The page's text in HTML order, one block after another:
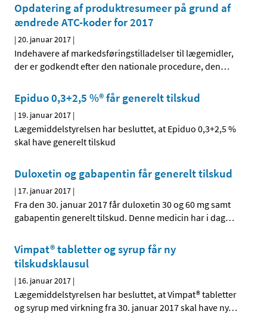
Opdatering af produktresumeer på grund af
ændrede ATC-koder for 2017
|20. januar 2017 |
Indehavere af markedsføringstilladelser til lægemidler,
der er godkendt efter den nationale procedure, den…
Epiduo 0,3+2,5 %® får generelt tilskud
| 19. januar 2017 |
Lægemiddelstyrelsen har besluttet, at Epiduo 0,3+2,5 %
skal have generelt tilskud
Duloxetin og gabapentin får generelt tilskud
| 17. januar 2017 |
Fra den 30. januar 2017 får duloxetin 30 og 60 mg samt
gabapentin generelt tilskud. Denne medicin har i dag…
Vimpat® tabletter og syrup får ny
tilskudsklausul
| 16. januar 2017 |
Lægemiddelstyrelsen har besluttet, at Vimpat® tabletter
og syrup med virkning fra 30. januar 2017 skal have ny…